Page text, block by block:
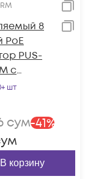
8
PoE
PUS-
с
шт
сум-41%
В корзину